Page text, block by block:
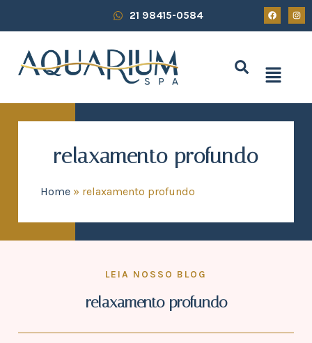
21 98415-0584
relaxamento profundo
Home » relaxamento profundo
LEIA NOSSO BLOG
relaxamento profundo